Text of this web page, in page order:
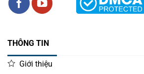
THÔNG TIN
Giới thiệu